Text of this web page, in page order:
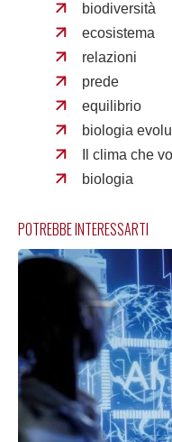
biodiversità
ecosistema
relazioni
prede
equilibrio
biologia
Il clima che
biologia
POTREBBE INTERESSARTI